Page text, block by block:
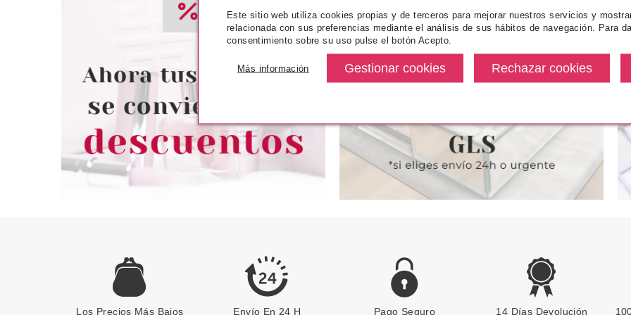
SKEYNDOR CORRECTIVE
Pvr 89.00€
desde
76.64€
SISLEY
SISLEY SISLEYA L'INTEGRAL
YEUX ET LEVRES 15ML
Pvr 211.00€ desde
PAYOT
PAYOT HOMME GEL
DESINCRUSTANT CHARBON
Pvr 26.12€
desde
PAYOT
Pvr 132.00€
BONDI SANDS
Los Precios Más Bajos Envío En 24 H Pago Seguro 14 Días Devolución
Este sitio web utiliza cookies propias y de terceros para mejorar nuestros servicios y
relacionada con sus preferencias mediante el análisis de sus hábitos de navegación. Para
consentimiento sobre su uso pulse el botón Acepto.
Más información